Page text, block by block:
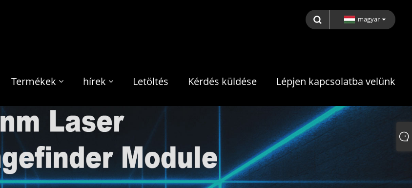
magyar
Termékek hírek Letöltés Kérdés küldése Lépjen kapcsolatba velünk